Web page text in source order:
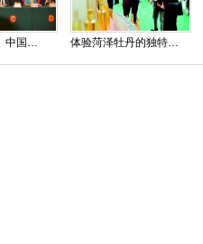
2017（秋季）中国菏泽投资环境说明会暨项目签约仪式举行 体验菏泽牡丹的独特魅力